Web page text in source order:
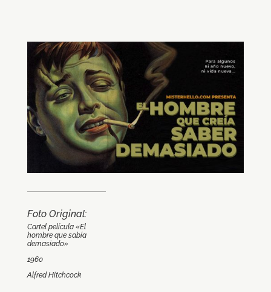
Foto Original:
Cartel película «El
hombre que sabía
demasiado»
1960
Alfred Hitchcock